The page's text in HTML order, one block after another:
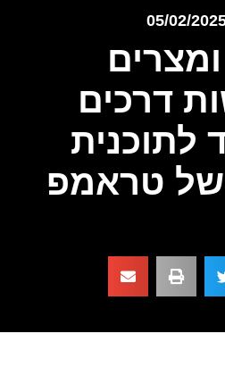
05/02/
ומצרים
דרכים
לתוכנית
של טראמפ